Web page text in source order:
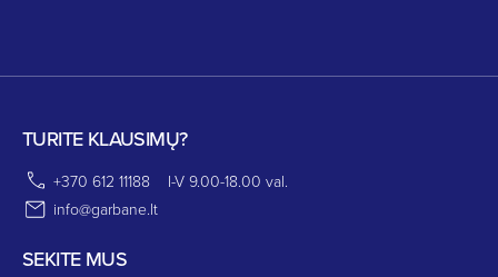
TURITE KLAUSIMŲ?
+370 612 11188
I-V 9.00-18.00 val.
info@garbane.lt
SEKITE MUS